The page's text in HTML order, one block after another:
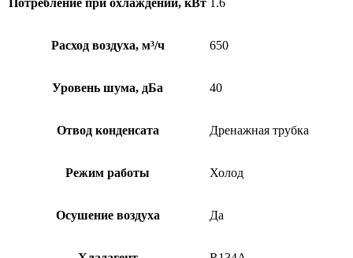
Потребление при охлаждении, кВт 1.6
Расход воздуха, м³/ч 650
Уровень шума, дБа 40
Отвод конденсата Дренажная трубка
Режим работы Холод
Осушение воздуха Да